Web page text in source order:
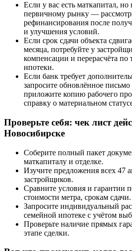
Если у вас есть маткапитал,
первичному рынку —
рефинансирования после
и улучшения условий.
Если срок сдачи объекта
месяца, потребуйте у
компенсации и перерасчёта по
ипотеки.
Если банк требует
запросите обновлённое письмо
приложите копию рабочего
справку о материальном
Проверьте себя: чек лист
Новосибирске
Соберите полный пакет
маткапиталу и отделке.
Изучите предложения всех 47
застройщиков.
Сравните условия и гарантии
стоимости метра, срокам сдачи.
Запросите индивидуальный
семейной ипотеке с учётом
Проверьте наличие прямых
этапе сделки.